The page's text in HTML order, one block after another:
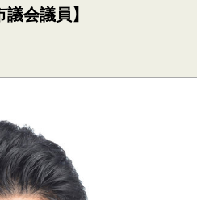
会議員】